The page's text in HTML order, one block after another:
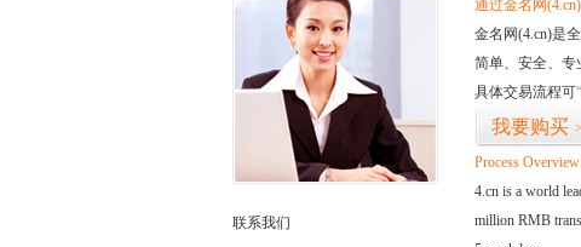
联系我们
通过金名网
金名网(4.cn)是
简单、安全、专
具体交易流程可
我要购买
Process
4.cn is a world
million RMB